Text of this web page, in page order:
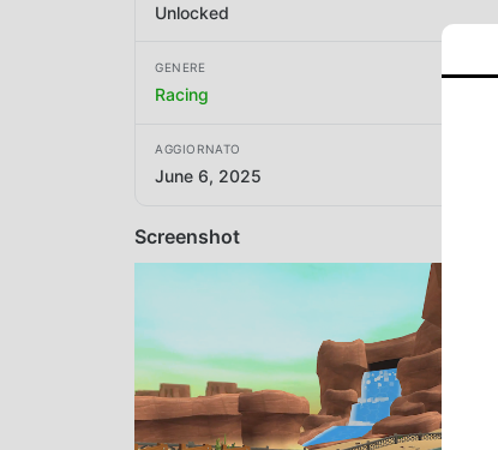
Unlocked
GENERE
Racing
AGGIORNATO
June 6, 2025
Screenshot